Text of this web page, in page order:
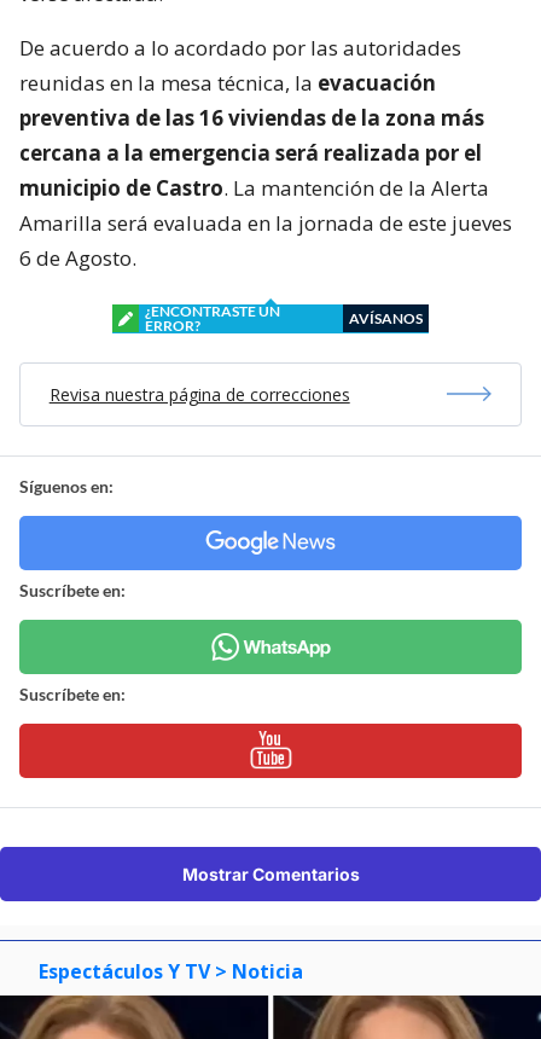
De acuerdo a lo acordado por las autoridades
reunidas en la mesa técnica, la evacuación
preventiva de las 16 viviendas de la zona más
cercana a la emergencia será realizada por el
municipio de Castro. La mantención de la Alerta
Amarilla será evaluada en la jornada de este jueves
6 de Agosto.
¿ENCONTRASTE UN
ERROR?
AVÍSANOS
Revisa nuestra página de correcciones
Síguenos en:
Suscríbete en:
Suscríbete en:
Mostrar Comentarios
Espectáculos Y TV > Noticia